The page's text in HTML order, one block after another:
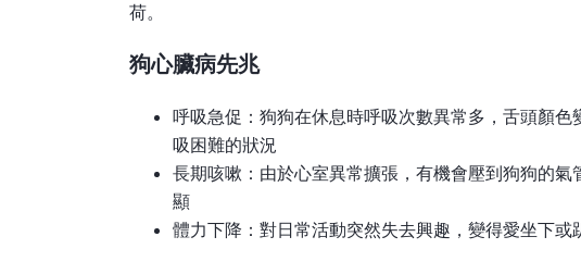
荷。
狗心臟病先兆
呼吸急促：狗狗在休息時呼吸次數異常多，舌頭顏
吸困難的狀況
長期咳嗽：由於心室異常擴張，有機會壓到狗狗的
顯
體力下降：對日常活動突然失去興趣，變得愛坐下或